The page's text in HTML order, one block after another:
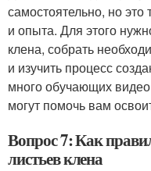
самостоятельно, но
и опыта. Для этого
клена, собрать
и изучить процесс
много обучающих
могут помочь вам
Вопрос 7: Как
листьев клена